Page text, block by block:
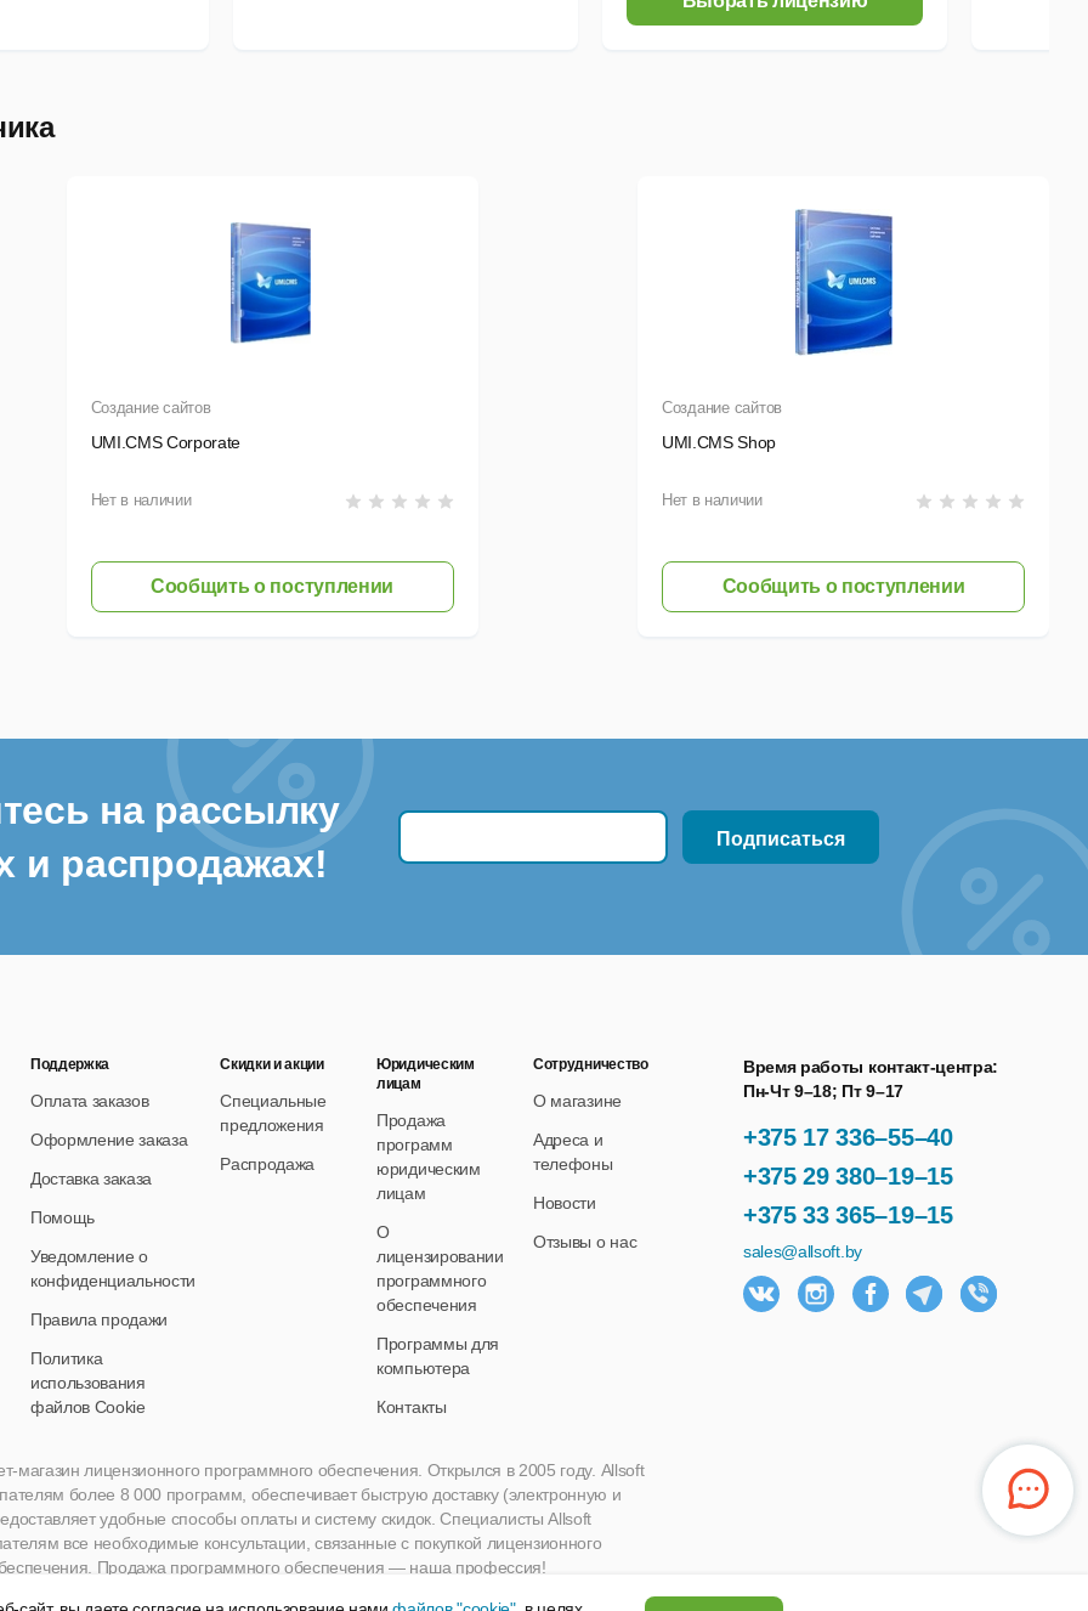
Создание сайтов
UMI.CMS Corporate
Нет в наличии
Сообщить о поступлении
Создание сайтов
UMI.CMS Shop
Нет в наличии
Сообщить о поступлении
на рассылку
и распродажах!
+375 17 336–55–40
+375 29 380–19–15
+375 33 365–19–15
Время работы контакт-центра:
Пн-Чт 9–18; Пт 9–17
sales@allsoft.by
Поддержка
Оплата заказов
Оформление заказа
Доставка заказа
Помощь
Уведомление о
конфиденциальности
Правила продажи
Политика
использования
файлов Cookie
Скидки и акции
Специальные
предложения
Распродажа
Юридическим
лицам
Продажа
программ
юридическим
лицам
О
лицензировании
программного
обеспечения
Программы для
компьютера
Контакты
Сотрудничество
О магазине
Адреса и
телефоны
Новости
Отзывы о нас
магазин лицензионного программного обеспечения. Открылся в 2005 году. Allsoft
более 8 000 программ, обеспечивает быструю доставку (электронную и
удобные способы оплаты и систему скидок. Специалисты Allsoft
все необходимые консультации, связанные с покупкой лицензионного
Продажа программного обеспечения — наша профессия!